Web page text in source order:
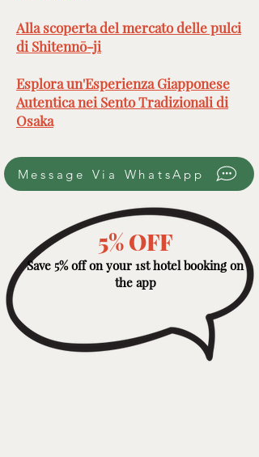
Alla scoperta del mercato delle pulci
di Shitennō-ji
Esplora un'Esperienza Giapponese
Autentica nei Sento Tradizionali di
Osaka
Message Via WhatsApp
5% OFF
Save 5% off on your 1st hotel booking on
the app